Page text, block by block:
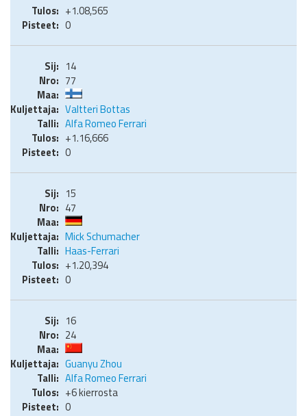
+1.08,565
0
14
77
Valtteri Bottas
Alfa Romeo Ferrari
+1.16,666
0
15
47
Mick Schumacher
Haas-Ferrari
+1.20,394
0
16
24
Guanyu Zhou
Alfa Romeo Ferrari
+6 kierrosta
0